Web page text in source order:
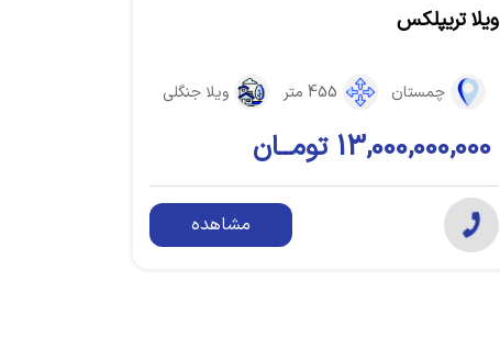
ویلا تریپلکس
چمستان 455 متر ویلا جنگلی
13,000,000,000 تومــان
مشاهده